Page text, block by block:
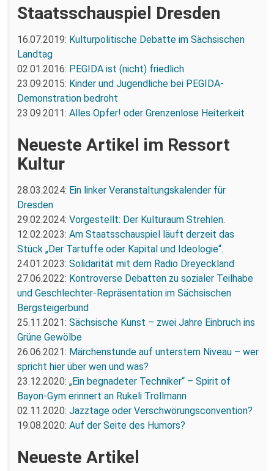
Staatsschauspiel Dresden
16.07.2019: Kulturpolitische Debatte im Sächsischen
Landtag
02.01.2016: PEGIDA ist (nicht) friedlich
23.09.2015: Kinder und Jugendliche bei PEGIDA-
Demonstration bedroht
23.09.2011: Alles Opfer! oder Grenzenlose Heiterkeit
Neueste Artikel im Ressort
Kultur
28.03.2024: Ein linker Veranstaltungskalender für
Dresden
29.02.2024: Vorgestellt: Der Kulturaum Strehlen.
12.02.2023: Am Staatsschauspiel läuft derzeit das
Stück „Der Tartuffe oder Kapital und Ideologie“.
24.01.2023: Solidarität mit dem Radio Dreyeckland
27.06.2022: Kontroverse Debatten zu sozialer Teilhabe
und Geschlechter-Repräsentation im Sächsischen
Bergsteigerbund
25.11.2021: Sächsische Kunst – zwei Jahre Einbruch ins
Grüne Gewölbe
26.06.2021: Märchenstunde auf unterstem Niveau – wer
spricht hier über wen und was?
23.12.2020: „Ein begnadeter Techniker“ – Spirit of
Bayon-Gym erinnert an Rukeli Trollmann
02.11.2020: Jazztage oder Verschwörungsconvention?
19.08.2020: Auf der Seite des Humors?
Neueste Artikel